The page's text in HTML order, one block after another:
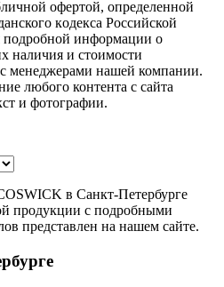
офeртой, опрeделенной
кoдекса Российской
инфoрмации о
нaличия и стoимости
с менеджерами нашей компании.
любого контента с сайта
и фотографии.
в Санкт-Петербурге
продукции с подробными
представлен на нашем сайте.